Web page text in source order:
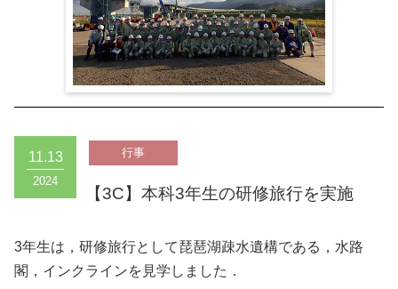
11.13
2024
【3C】本科3年生の研修旅行を実施
3年生は，研修旅行として琵琶湖疎水遺構である，水路
閣，インクラインを見学しました．